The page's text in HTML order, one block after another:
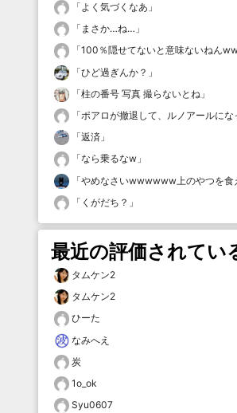
「よく気づくなあ 」
「 まさか…ね… 」
「100％隠せてないと意味ないねん
「ひど過ぎんか？ 」
「柱の番号 写真 撮らないとね 」
「ポアロが撤退して、ルノアールにな
「返済 」
「なら乗るなw 」
「やめなさいwwwwww上のやつを
「 くがだち？ 」
最近の評価されてい
タムケン2
タムケン2
ひーた
なみへえ
炭
1o_ok
Syu0607